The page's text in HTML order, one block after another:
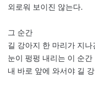
외로워 보이진 않는다.
그 순간
길 강아지 한 마리가 지나
눈이 펑펑 내리는 이 순간
내 바로 앞에 와서야 길